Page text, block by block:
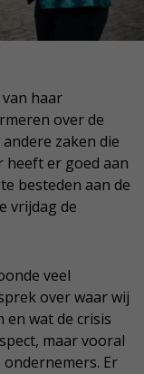
haar
over de
zaken die
heeft er goed aan
besteden aan de
vrijdag de
veel
over waar wij
wat de crisis
maar vooral
Er